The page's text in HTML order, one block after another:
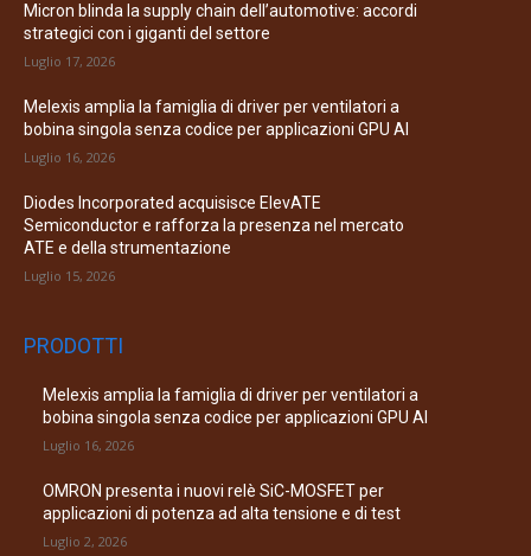
Micron blinda la supply chain dell’automotive: accordi
strategici con i giganti del settore
Luglio 17, 2026
Melexis amplia la famiglia di driver per ventilatori a
bobina singola senza codice per applicazioni GPU AI
Luglio 16, 2026
Diodes Incorporated acquisisce ElevATE
Semiconductor e rafforza la presenza nel mercato
ATE e della strumentazione
Luglio 15, 2026
PRODOTTI
Melexis amplia la famiglia di driver per ventilatori a
bobina singola senza codice per applicazioni GPU AI
Luglio 16, 2026
OMRON presenta i nuovi relè SiC-MOSFET per
applicazioni di potenza ad alta tensione e di test
Luglio 2, 2026